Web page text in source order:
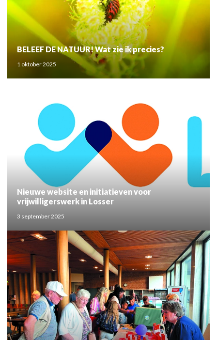
BELEEF DE NATUUR! Wat zie ik precies?
1 oktober 2025
Nieuwe website en initiatieven voor
vrijwilligerswerk in Losser
3 september 2025